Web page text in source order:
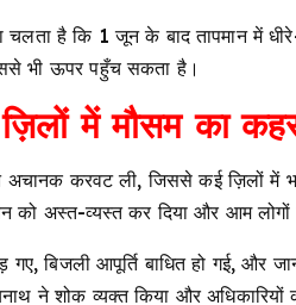
चलता है कि 1 जून के बाद तापमान में
भी ऊपर पहुँच सकता है।
में मौसम का
अचानक करवट ली, जिससे कई ज़िलों में
अस्त-व्यस्त कर दिया और आम लोगों
बिजली आपूर्ति बाधित हो गई,
ने शोक व्यक्त किया और अधिकारियों